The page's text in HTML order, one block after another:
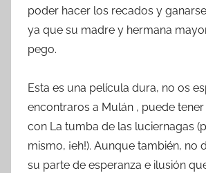
poder hacer los recados y
ya que su madre y hermana
pego.
Esta es una película dura, no os
encontraros a Mulán , puede
con La tumba de las luciernagas
mismo, ¡eh!). Aunque también, no
su parte de esperanza e ilusión